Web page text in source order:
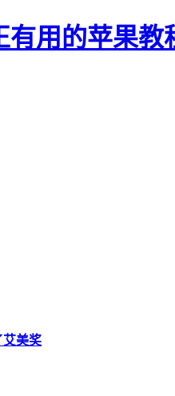
用的苹果教
艾美奖